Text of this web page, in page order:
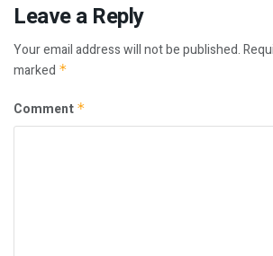
Leave a Reply
Your email address will not be published.
marked *
Comment *